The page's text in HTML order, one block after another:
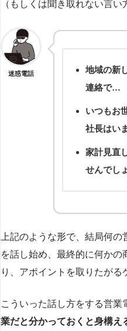
（もしくは聞き取れない言い
迷惑電話
地域の新
連絡で…
いつもお
社長はい
家計見直
せんでし
上記のような形で、結局何
を話し始め、最終的に何かの
り、アポイントを取りたがる
こういった話し方をする営業
業だと分かっておくと身構え